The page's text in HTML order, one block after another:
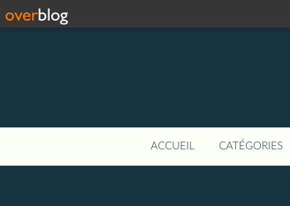
ACCUEIL CATÉGORIES